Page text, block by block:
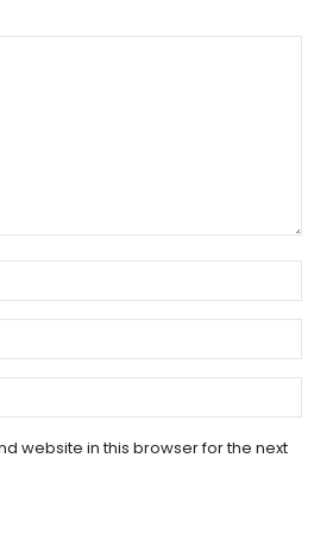
website in this browser for the next